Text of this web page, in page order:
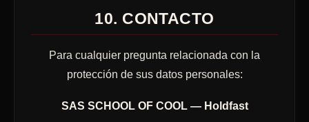
10. CONTACTO
Para cualquier pregunta relacionada con la
protección de sus datos personales:
SAS SCHOOL OF COOL — Holdfast